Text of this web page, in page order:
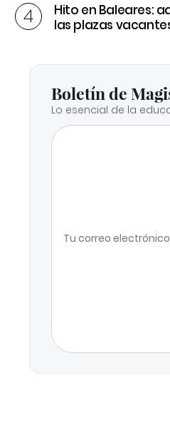
Hito en Baleares:
las plazas
Boletín de
Lo esencial de la